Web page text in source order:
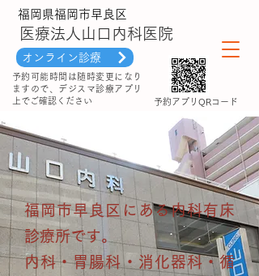
オンライン診療
​予約アプリQRコード
予約可能時間は随時変更になり
ますので、デジスマ診療アプリ
上でご確認ください
福岡県福岡市早良区
医療法人山口内科医院
福岡市早良区にある内科有床
診療所です。
内科・胃腸科・消化器科・循